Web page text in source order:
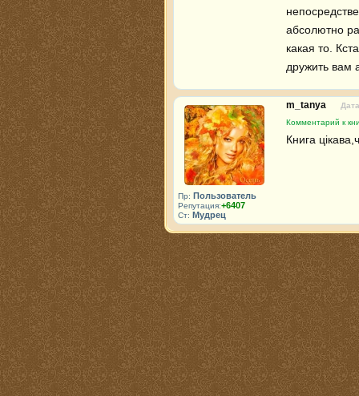
абсолютно
какая то.
дружить вам
Пр: Пользователь
Репутация:+6407
Ст: Мудрец
m_tanya
Комментарий к
Книга